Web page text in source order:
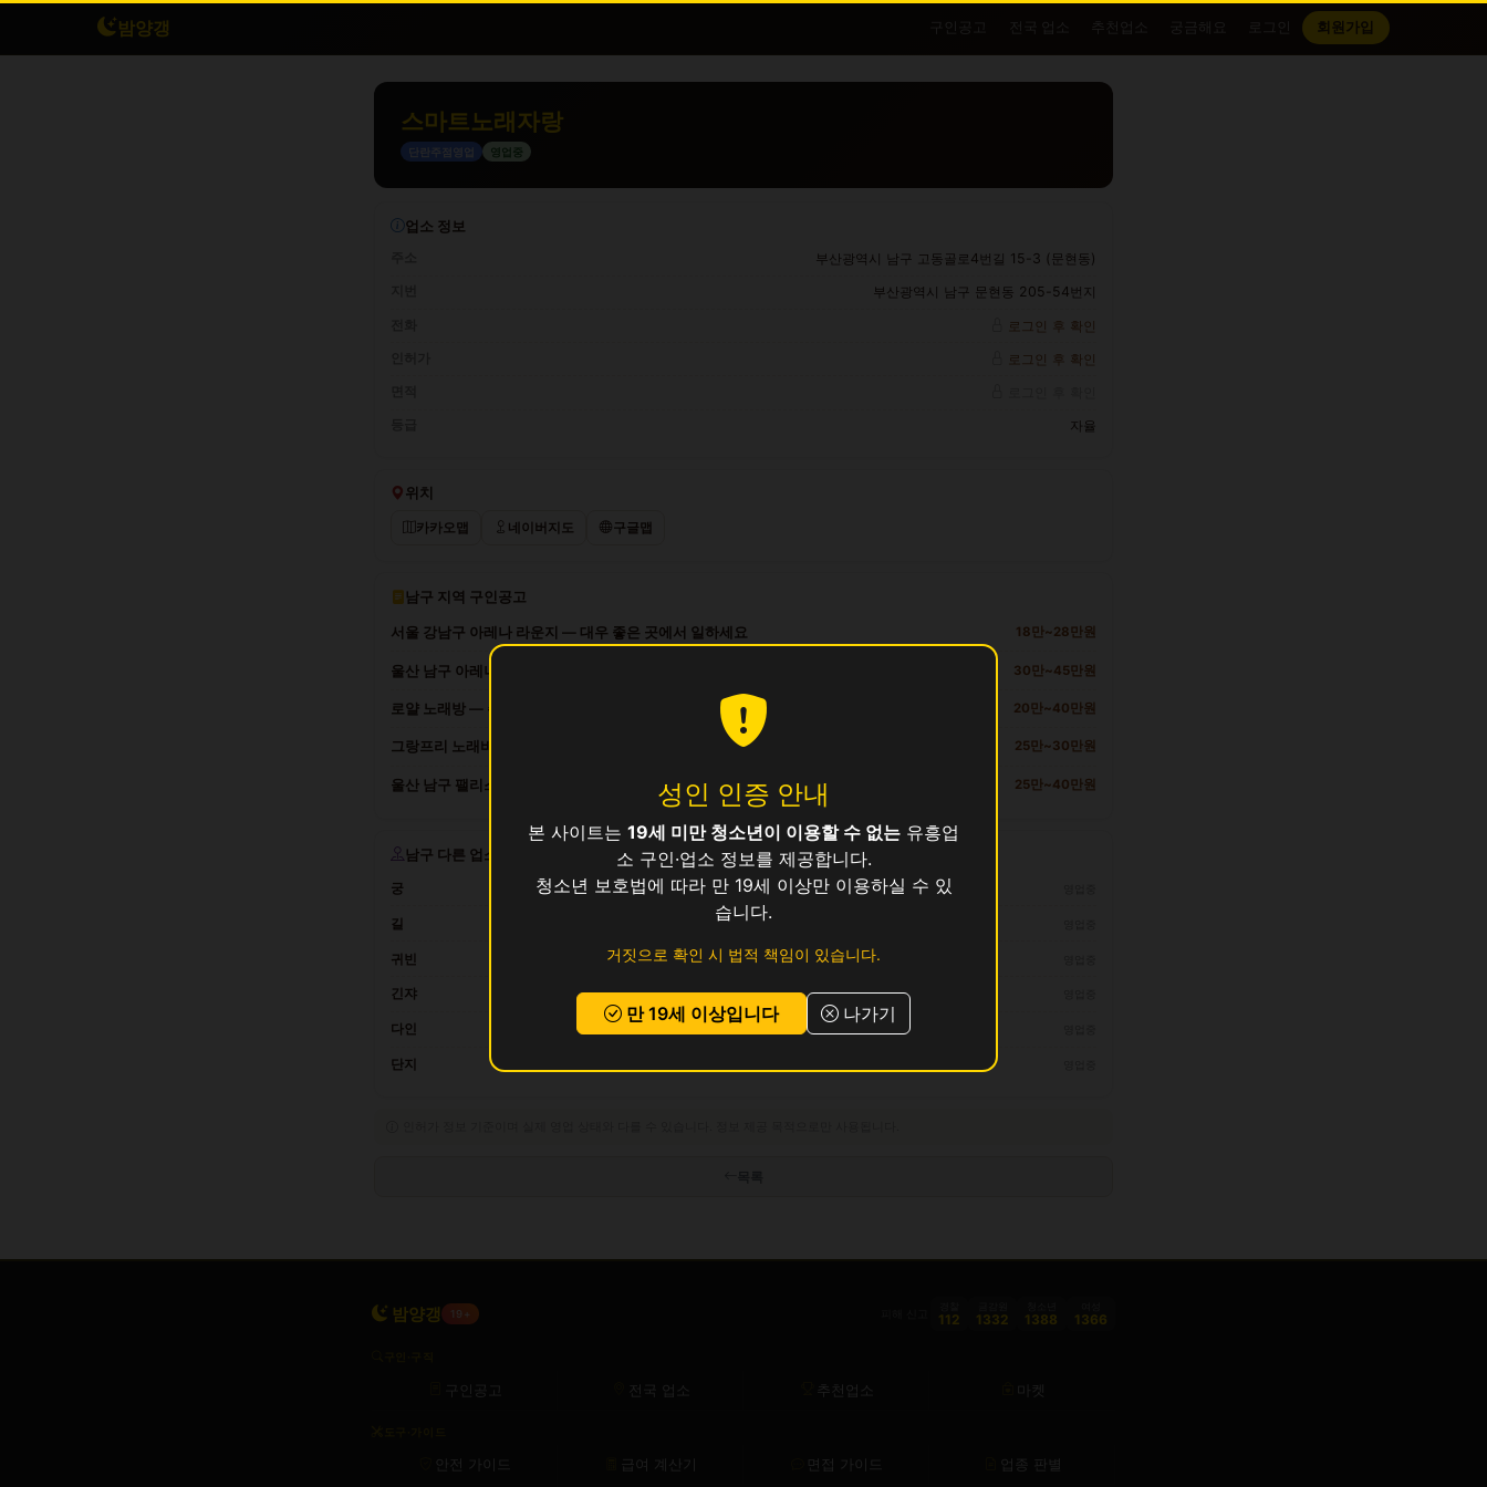
밤양갱 구인공고 전국 업소 추천업소 궁금해요 회원가입
성인 인증 안내
본 사이트는 19세 미만 청소년이 이용할 수 없는 유흥업
소 구인·업소 정보를 제공합니다.
청소년 보호법에 따라 만 19세 이상만 이용하실 수 있
습니다.
거짓으로 확인 시 법적 책임이 있습니다.
만 19세 이상입니다 나가기
스마트노래자랑
단란주점영업 영업중
업소 정보
부산광역시 남구 고동골로4번길 15-3 (문현동)
부산광역시 남구 문현동 205-54번지
로그인 후 확인
로그인 후 확인
자율
위치
카카오맵 네이버지도 구글맵
남구 지역 구인공고
서울 강남구 아레나 라운지 — 대우 좋은 곳에서 일하세요 18만~28만원
울산 남구 아레나 클럽 — 숙박 제공, 지방 출신 환영 30만~45만원
로얄 노래방 — 주 3일~OK, 시간 선택 자유 20만~40만원
그랑프리 노래바 여성 스태프 모집 · 일급 보장 25만~30만원
울산 남구 팰리스 노래방 — 숙박 제공, 지방 출신 환영 25만~40만원
남구 다른 업소
궁
길
귀빈
긴쟈
다인
단지
밤양갱 19+ 112 1332 1388 1366
구인공고 전국 업소 추천업소 마켓
안전 가이드 급여 계산기 면접 가이드 업종 판별